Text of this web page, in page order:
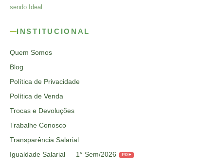
sendo Ideal.
INSTITUCIONAL
Quem Somos
Blog
Política de Privacidade
Política de Venda
Trocas e Devoluções
Trabalhe Conosco
Transparência Salarial
Igualdade Salarial — 1° Sem/2026
PDF